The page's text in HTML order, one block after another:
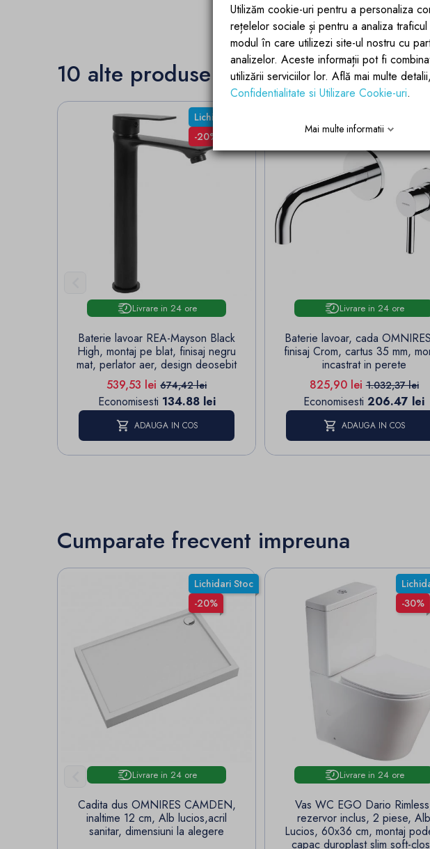
10 alte produse in aceeasi categorie:
Lichidari Stoc
-20%
Livrare in 24 ore
Baterie lavoar REA-Mayson Black
High, montaj pe blat, finisaj negru
mat, perlator aer, design deosebit
Pret
539,53 leiPret de baza
674,42 lei
Economisesti 134.88 lei
ADAUGA IN COS
Livrare in 24 ore
Baterie lavoar, cada
finisaj Crom, cartus 35 mm,
incastrat in perete
Pret
825,90 leiPret de baza
1.032,37 lei
Economisesti 206.47 lei
ADAUGA IN COS
Cumparate frecvent impreuna

Lichidari Stoc
-20%
Livrare in 24 ore
Cadita dus OMNIRES CAMDEN,
inaltime 12 cm, Alb lucios,acril
sanitar, dimensiuni la alegere
-30%
Livrare in 24 ore
Vas WC EGO Dario
rezervor inclus, 2 piese, Alb
Lucios, 60x36 cm, montaj
capac duroplast slim soft-
Utilizăm cookie-uri pentru a personaliza
rețelelor sociale și pentru a analiza
modul în care utilizezi site-ul nostru cu
analizelor. Aceste informații pot fi
utilizării serviciilor lor. Află mai multe
Confidentialitate si Utilizare Cookie-uri.
Mai multe informatii